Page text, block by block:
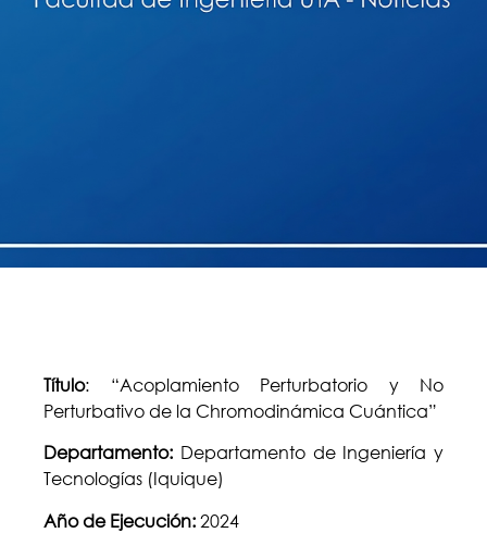
Título: “Acoplamiento Perturbatorio y No
Perturbativo de la Chromodinámica Cuántica”
Departamento: Departamento de Ingeniería y
Tecnologías (Iquique)
Año de Ejecución: 2024